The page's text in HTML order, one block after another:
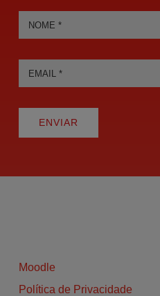
ENVIAR
Moodle
Política de Privacidade